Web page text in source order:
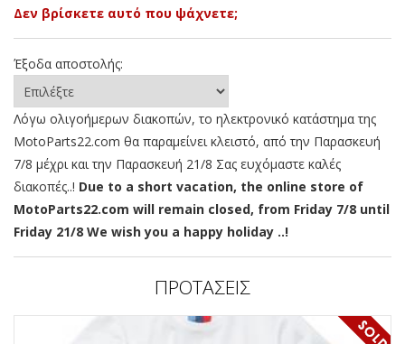
Δεν βρίσκετε αυτό που ψάχνετε;
Έξοδα αποστολής:
Λόγω ολιγοήμερων διακοπών, το ηλεκτρονικό κατάστημα της
MotoParts22.com θα παραμείνει κλειστό, από την Παρασκευή
7/8 μέχρι και την Παρασκευή 21/8 Σας ευχόμαστε καλές
διακοπές..! Due to a short vacation, the online store of
MotoParts22.com will remain closed, from Friday 7/8 until
Friday 21/8 We wish you a happy holiday ..!
ΠΡΟΤΑΣΕΙΣ